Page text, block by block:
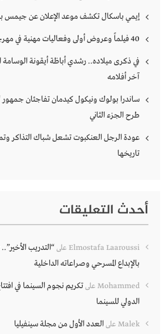
إيمي باسكال تكشف موعد الإعلان عن جيمس
40 فيلماً وعروض أولى وفعاليات مهنية في مهرجان نافذة على أوروبا
في ذكرى ميلاده.. رشدي أباظة أيقونة
آخر أفلامه
طرح الجزء الثاني
عودة الرجل العنكبوت تشعل شباك التذاكر
تاريخها
أحدث التعليقات
Elmostafa Laaroussi على“التدريب
بالإبداع المسرحي وصراعاته الداخلية
Mohammed علىتكريم نجوم السينما في
الدولي للسينما
Malek علىالعدد الأول من مجلة سينفيليا